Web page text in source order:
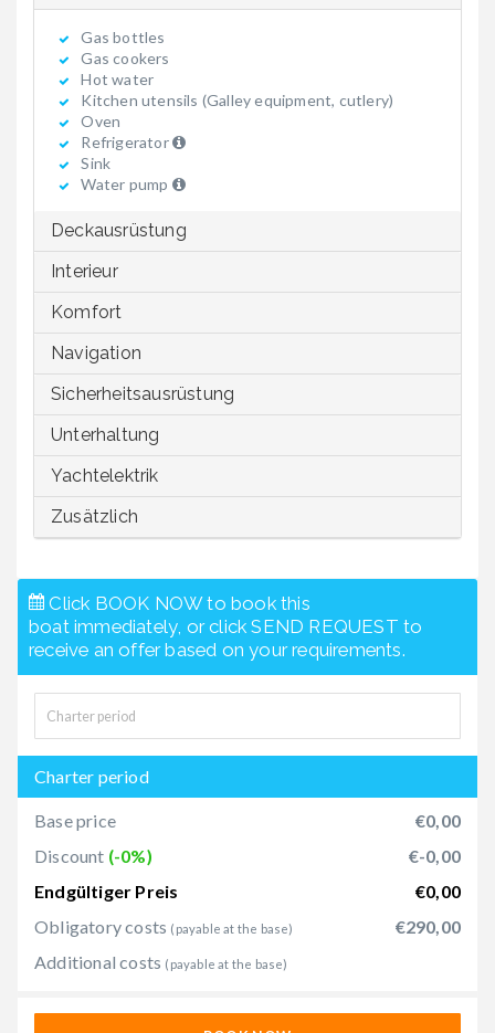
Gas bottles
Gas cookers
Hot water
Kitchen utensils (Galley equipment, cutlery)
Oven
Refrigerator
Sink
Water pump
Deckausrüstung
Interieur
Komfort
Navigation
Sicherheitsausrüstung
Unterhaltung
Yachtelektrik
Zusätzlich
Click BOOK NOW to book this
boat immediately, or click SEND REQUEST to
receive an offer based on your requirements.
Charter period
Base price
€0,00
Discount (-0%)
€-0,00
Endgültiger Preis
€0,00
Obligatory costs (payable at the base)
€290,00
Additional costs (payable at the base)